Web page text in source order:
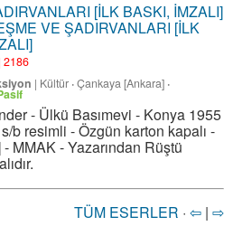
VE ŞADIRVANLARI [İLK
2186
| Kültür ·Çankaya [Ankara] ·
- Ülkü Basımevi - Konya 1955
b resimli - Özgün karton kapalı -
MMAK - Yazarından Rüştü
TÜM ESERLER · ⇦ | ⇨